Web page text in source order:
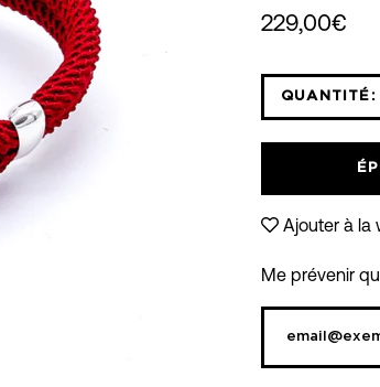
229,00€
QUANTITÉ:
Ajouter à la
Me prévenir